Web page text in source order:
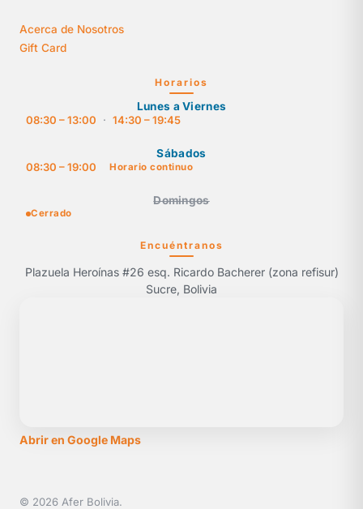
Acerca de Nosotros
Gift Card
Horarios
Lunes a Viernes
08:30 – 13:00
· 14:30 – 19:45
Sábados
08:30 – 19:00
Horario continuo
Domingos
Cerrado
Encuéntranos
Plazuela Heroínas #26 esq. Ricardo Bacherer (zona refisur)
Sucre, Bolivia
Abrir en Google Maps
© 2026 Afer Bolivia.